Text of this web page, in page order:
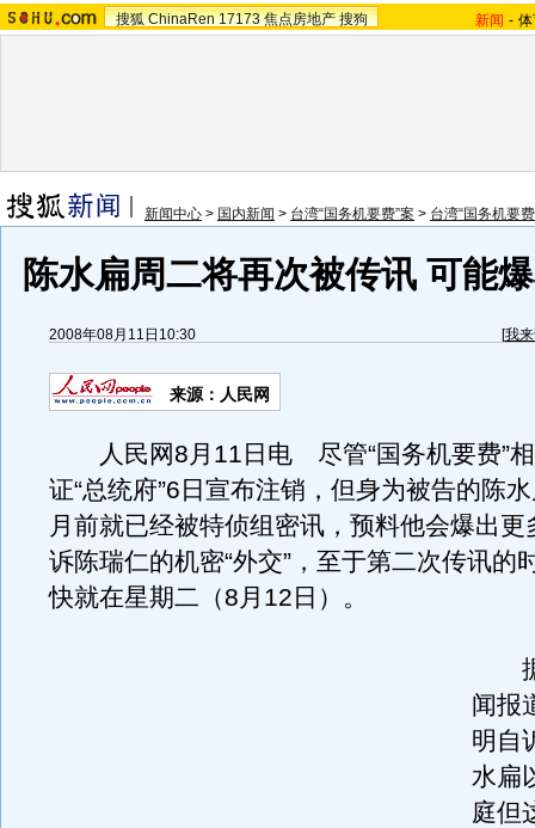
搜狐 ChinaRen 17173 焦点房地产 搜狗 新闻 -
新闻中心 > 国内新闻 > 台湾“国务机要费”案 > 台湾“国务机要
陈水扁周二将再次被传讯 可能
2008年08月11日10:30 [我
来源：人民网
人民网8月11日电 尽管“国务机要费”相
证“总统府”6日宣布注销，但身为被告的陈
月前就已经被特侦组密讯，预料他会爆出更
诉陈瑞仁的机密“外交”，至于第二次传讯的
快就在星期二（8月12日）。
据
闻报
明自
水扁
庭但